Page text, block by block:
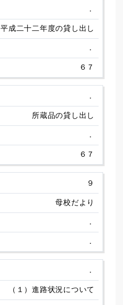
．
平成二十二年度の貸し出し
．
６７
．
所蔵品の貸し出し
．
６７
９
母校だより
．
．
．
（１）進路状況について